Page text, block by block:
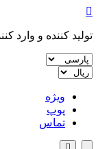
تولید کننده و وارد
ویژه
پوپ
تماس